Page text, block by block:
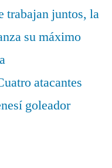
trabajan juntos, la
su máximo
atacantes
goleador